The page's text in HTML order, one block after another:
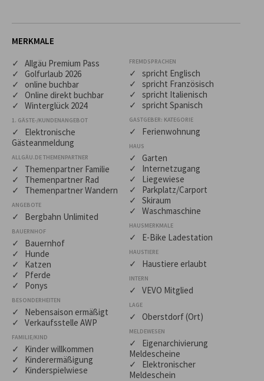
MERKMALE
✓ Allgäu Premium Pass
✓ Golfurlaub 2026
✓ online buchbar
✓ Online direkt buchbar
✓ Winterglück 2024
1. GÄSTE-/KUNDENANGEBOT
✓ Elektronische
Gästeanmeldung
ALLGÄU.DE THEMENPARTNER
✓ Themenpartner Familie
✓ Themenpartner Rad
✓ Themenpartner Wandern
ANGEBOTE
✓ Bergbahn Unlimited
BAUERNHOF
✓ Bauernhof
✓ Hunde
✓ Katzen
✓ Pferde
✓ Ponys
BESONDERHEITEN
✓ Nebensaison ermäßigt
✓ Verkaufsstelle AWP
FAMILIE/KIND
✓ Kinder willkommen
✓ Kinderermäßigung
✓ Kinderspielwiese
FREMDSPRACHEN
✓ spricht Englisch
✓ spricht Französisch
✓ spricht Italienisch
✓ spricht Spanisch
GASTGEBER: KATEGORIE
✓ Ferienwohnung
HAUS
✓ Garten
✓ Internetzugang
✓ Liegewiese
✓ Parkplatz/Carport
✓ Skiraum
✓ Waschmaschine
HAUSMERKMALE
✓ E-Bike Ladestation
HAUSTIERE
✓ Haustiere erlaubt
INTERN
✓ VEVO Mitglied
LAGE
✓ Oberstdorf (Ort)
MELDEWESEN
✓ Eigenarchivierung
Meldescheine
✓ Elektronischer
Meldeschein